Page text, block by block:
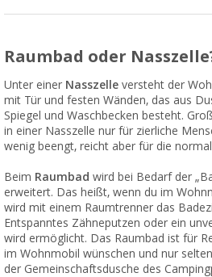
Raumbad oder
Unter einer Nasszelle versteht der
mit Tür und festen Wänden, das aus
Spiegel und Waschbecken besteht.
in einer Nasszelle nur für zierliche
wenig beengt, reicht aber für die
Beim Raumbad wird bei Bedarf der
erweitert. Das heißt, wenn du im
wird mit einem Raumtrenner das
Entspanntes Zähneputzen oder ein
wird ermöglicht. Das Raumbad ist für
im Wohnmobil wünschen und nur
der Gemeinschaftsdusche des